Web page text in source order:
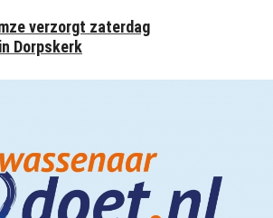
verzorgt zaterdag
Dorpskerk